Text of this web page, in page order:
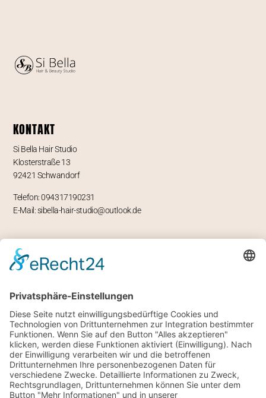
KONTAKT
Si Bella Hair Studio
Klosterstraße 13
92421 Schwandorf
Telefon: 094317190231
E-Mail: sibella-hair-studio@outlook.de
ÖFFNUNGSZEITEN
Sa 8 bis 14 Uhr
RECHTLICHES
Impressum
Datenschutz